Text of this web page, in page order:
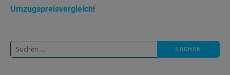
Umzugspreisvergleich!
Suche